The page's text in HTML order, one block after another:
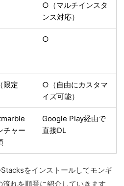
○（マルチインスタ
ンス対応）
○
定
○（自由にカスタマ
イズ可能）
チャー
Google Play経由で
直接DL
をインストールしてモンギ
れを順番に紹介していきます